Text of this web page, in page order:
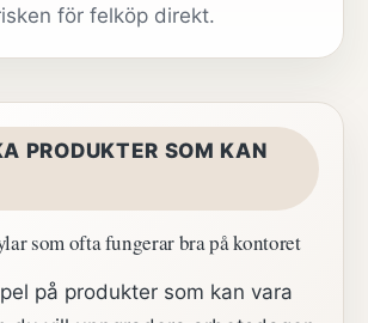
för felköp direkt.
PRODUKTER SOM KAN
som ofta fungerar bra på kontoret
på produkter som kan vara